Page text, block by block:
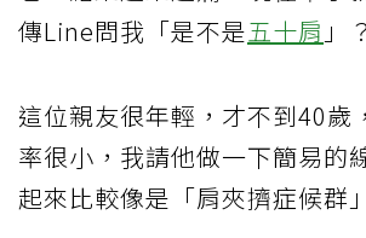
傳Line問我「是不是五十肩 」？
這位親友很年輕，才不到40歲
率很小，我請他做一下簡易的
起來比較像是「肩夾擠症候群